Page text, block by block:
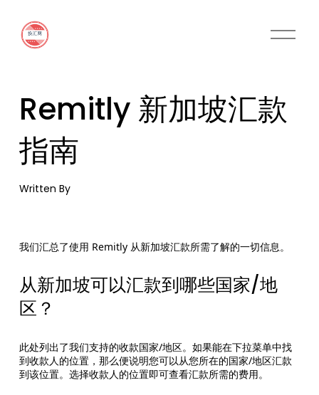
O
e
n
Remitly 新加坡汇款
指南
Written By
我们汇总了使用 Remitly 从新加坡汇款所需了解的一切信息。
从新加坡可以汇款到哪些国家/地
区？
此处列出了我们支持的收款国家/地区。如果能在下拉菜单中找
到收款人的位置，那么便说明您可以从您所在的国家/地区汇款
到该位置。选择收款人的位置即可查看汇款所需的费用。